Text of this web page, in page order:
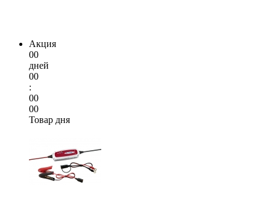
Акция
00
дней
00
:
00
00
Товар дня